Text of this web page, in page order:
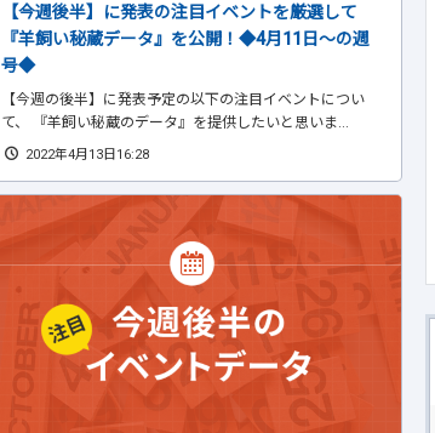
【今週後半】に発表の注目イベントを厳選して
『羊飼い秘蔵データ』を公開！◆4月11日～の週
号◆
【今週の後半】に発表予定の以下の注目イベントについ
て、 『羊飼い秘蔵のデータ』を提供したいと思いま...
2022年4月13日16:28